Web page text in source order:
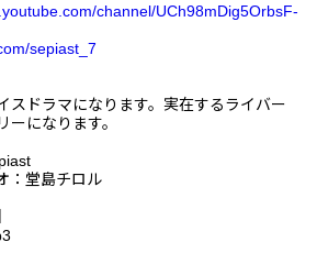
channel/UCh98mDig5OrbsF-
sepiast_7
スドラマになります。実在するライバー
ーになります。
：堂島チロル